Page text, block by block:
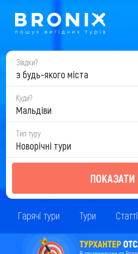
Звідки?
з будь-якого міста
Куди?
Мальдіви
Тип туру
Новорічні тури
ПОКАЗАТИ
Гарячі тури Тури Статті